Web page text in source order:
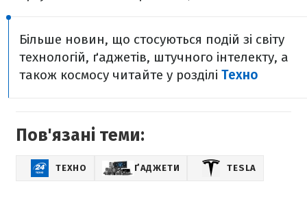
Більше новин, що стосуються подій зі світу
технологій, ґаджетів, штучного інтелекту, а
також космосу читайте у розділі Техно
Пов'язані теми:
ТЕХНО ҐАДЖЕТИ TESLA